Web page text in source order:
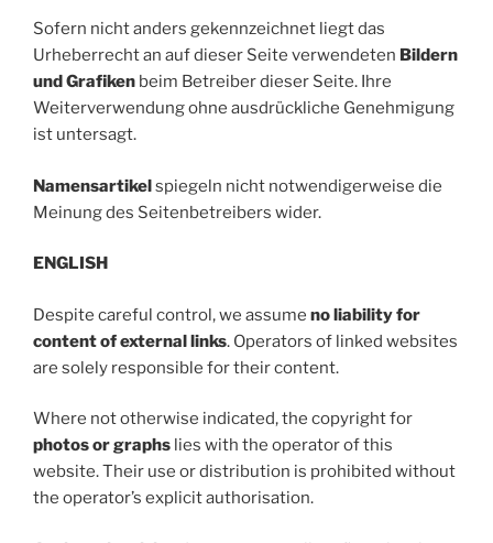
Sofern nicht anders gekennzeichnet liegt das
Urheberrecht an auf dieser Seite verwendeten Bildern
und Grafiken beim Betreiber dieser Seite. Ihre
Weiterverwendung ohne ausdrückliche Genehmigung
ist untersagt.
Namensartikelspiegeln nicht notwendigerweise die
Meinung des Seitenbetreibers wider.
ENGLISH
Despite careful control, we assume no liability for
content of external links. Operators of linked websites
are solely responsible for their content.
Where not otherwise indicated, the copyright for
photos or graphs lies with the operator of this
website. Their use or distribution is prohibited without
the operator’s explicit authorisation.